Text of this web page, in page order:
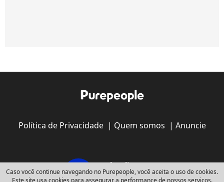
Política de Privacidade| Quem somos | Anuncie
Caso você continue navegando no Purepeople, você aceita o uso de cookies.
Este site usa cookies para assegurar a performance de nossos serviços.